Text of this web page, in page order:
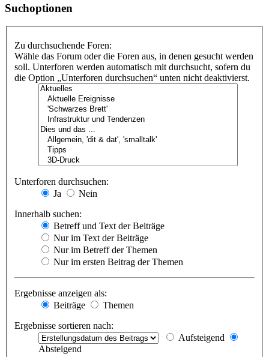
Suchoptionen
Zu durchsuchende Foren:
Wähle das Forum oder die Foren aus, in denen gesucht werden
soll. Unterforen werden automatisch mit durchsucht, sofern du
die Option „Unterforen durchsuchen“ unten nicht deaktivierst.
Unterforen durchsuchen:
Ja
Nein
Innerhalb suchen:
Betreff und Text der Beiträge
Nur im Text der Beiträge
Nur im Betreff der Themen
Nur im ersten Beitrag der Themen
Ergebnisse anzeigen als:
Beiträge
Themen
Ergebnisse sortieren nach:
Aufsteigend
Absteigend